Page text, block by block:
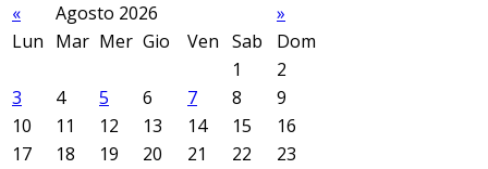
« Agosto 2026
»
Lun Mar Mer Gio Ven Sab
Dom
1
2
3
4 5 6 7 8
9
10
11 12 13 14 15
16
17
18 19 20 21 22
23